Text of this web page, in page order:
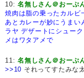
10:名無しさん＠おーぷ
焼肉は脂の乗ったカルビ
あとカレーが妙にうまい
ラヤ デザートにシュー
メはワタアメで
11:名無しさん＠おーぷ
>>10 それってすたみな